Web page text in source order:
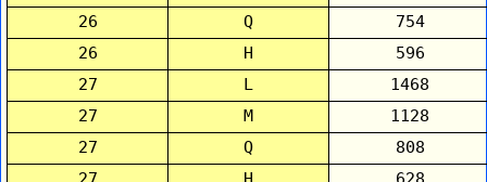
26
Q
754
26
H
596
27
L
1468
27
M
1128
27
Q
808